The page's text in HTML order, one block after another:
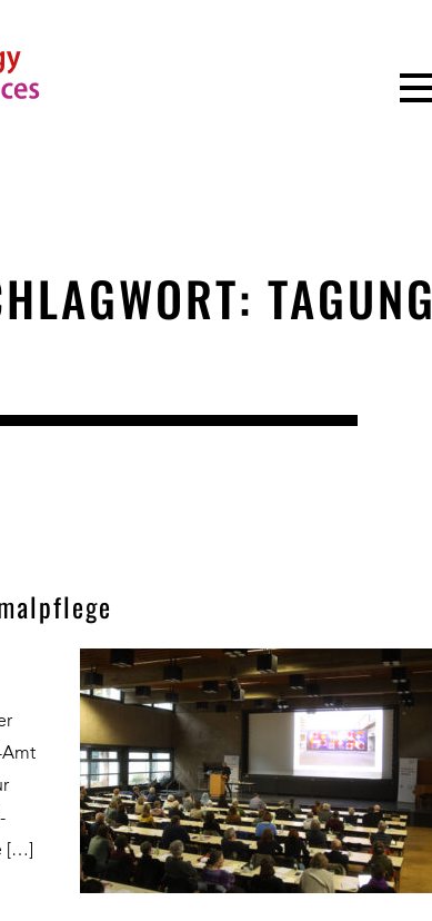
TAGUNG
Amt
[…]